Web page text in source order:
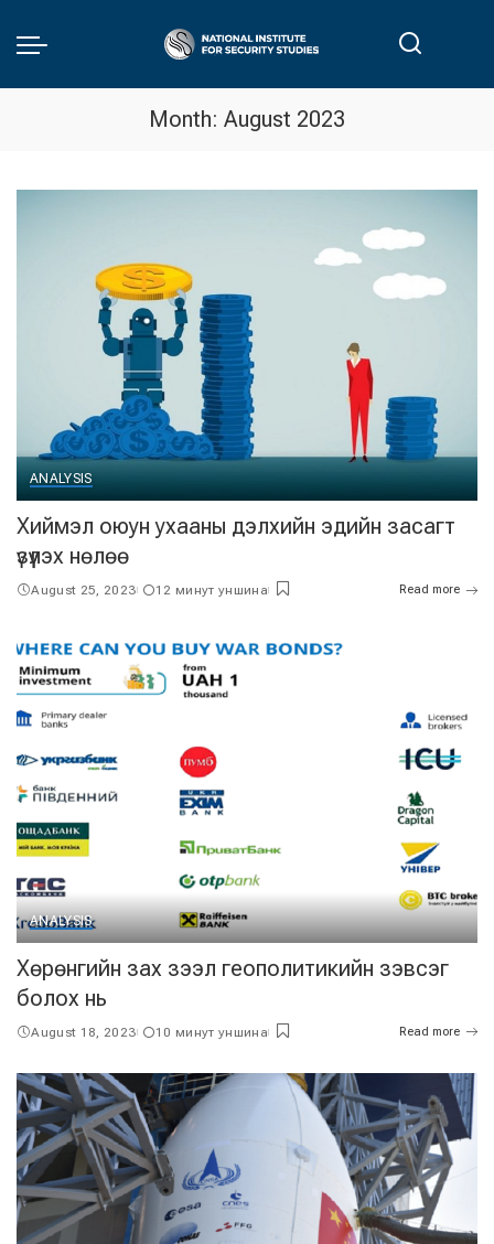
Month: August 2023
ANALYSIS
Хиймэл оюун ухааны дэлхийн эдийн засагт
үзүүлэх нөлөө
August 25, 2023 12 минут уншина Read more
ANALYSIS
Хөрөнгийн зах зээл геополитикийн зэвсэг
болох нь
August 18, 2023 10 минут уншина Read more